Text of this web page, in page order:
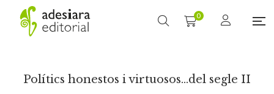
0
Polítics honestos i virtuosos…del segle II